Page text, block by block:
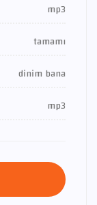
mp3
tamamı
dinim bana
mp3